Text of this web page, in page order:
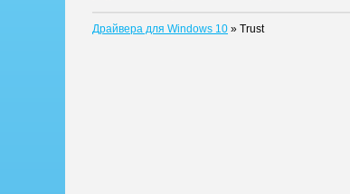
Драйвера для Windows 10 » Trust